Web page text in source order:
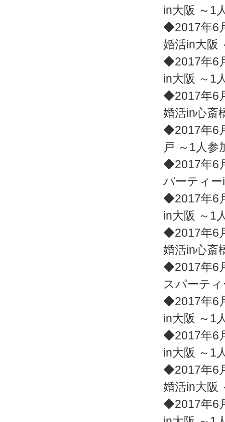
in大阪 ～1
◆2017年6
婚活in大阪
◆2017年6
in大阪 ～1
◆2017年6
婚活in心斎
◆2017年6
戸 ～1人参
◆2017年6
パーティー
◆2017年6
in大阪 ～1
◆2017年6
婚活in心斎
◆2017年6
スパーテ
◆2017年6
in大阪 ～1
◆2017年6
in大阪 ～1
◆2017年6
婚活in大阪
◆2017年6